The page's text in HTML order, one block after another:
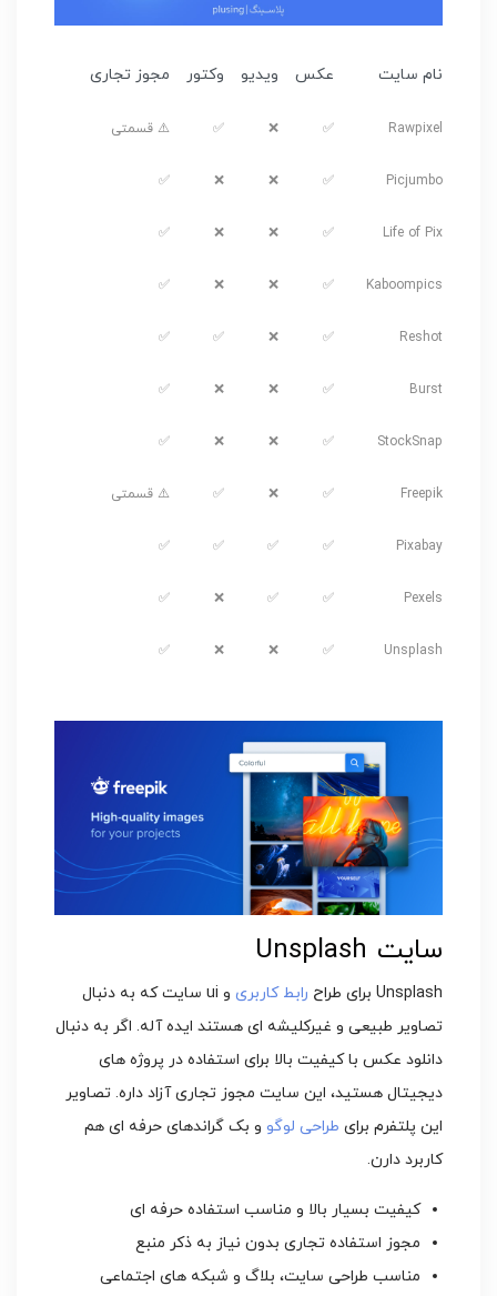
نام سایت عکس ویدیو وکتور مجوز تجاری
Rawpixel
✅
❌
✅ ⚠️ قسمتی
Picjumbo
✅
❌
❌
✅
Life of Pix
✅
❌
❌
✅
Kaboompics
✅
❌
❌
✅
Reshot
✅
❌
✅
✅
Burst
✅
❌
❌
✅
StockSnap
✅
❌
❌
✅
Freepik
✅
❌
✅ ⚠️ قسمتی
Pixabay
✅
✅
✅
✅
Pexels
✅
✅
❌
✅
Unsplash
✅
❌
❌
✅
سایت Unsplash
Unsplash برای طراح رابط کاربری
و ui سایت که به دنبال
تصاویر طبیعی و غیرکلیشه ای هستند ایده آله. اگر به دنبال
دانلود عکس با کیفیت بالا برای استفاده در پروژه های
دیجیتال هستید، این سایت مجوز تجاری آزاد داره. تصاویر
این پلتفرم برای طراحی لوگو و بک گراندهای حرفه ای هم
کاربرد دارن.
کیفیت بسیار بالا و مناسب استفاده حرفه ای
مجوز استفاده تجاری بدون نیاز به ذکر منبع
مناسب طراحی سایت، بلاگ و شبکه های اجتماعی